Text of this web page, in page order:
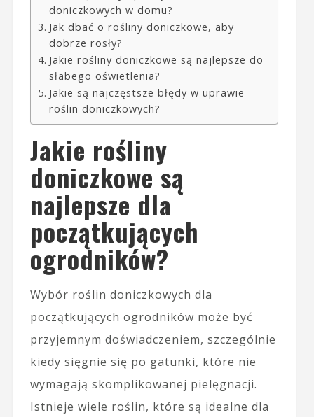
doniczkowych w domu?
Jak dbać o rośliny doniczkowe, aby
dobrze rosły?
Jakie rośliny doniczkowe są najlepsze do
słabego oświetlenia?
Jakie są najczęstsze błędy w uprawie
roślin doniczkowych?
Jakie rośliny
doniczkowe są
najlepsze dla
początkujących
ogrodników?
Wybór roślin doniczkowych dla
początkujących ogrodników może być
przyjemnym doświadczeniem, szczególnie
kiedy sięgnie się po gatunki, które nie
wymagają skomplikowanej pielęgnacji.
Istnieje wiele roślin, które są idealne dla